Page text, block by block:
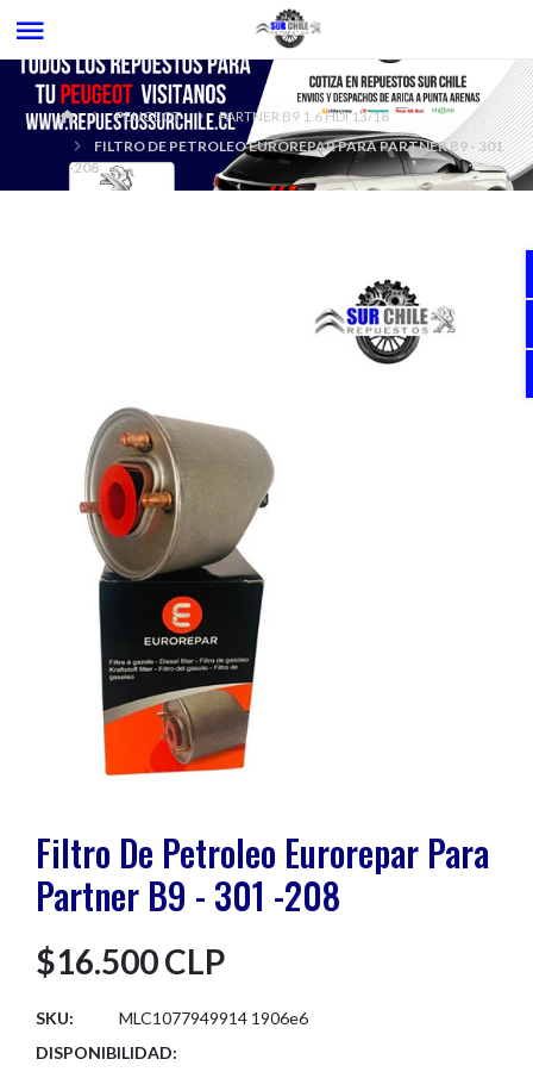
PEUGEOT
PARTNER B9 1.6 HDI 13/18
FILTRO DE PETROLEO EUROREPAR PARA PARTNER B9 - 301
-208
Filtro De Petroleo Eurorepar Para
Partner B9 - 301 -208
$16.500 CLP
SKU:
MLC1077949914 1906e6
DISPONIBILIDAD: